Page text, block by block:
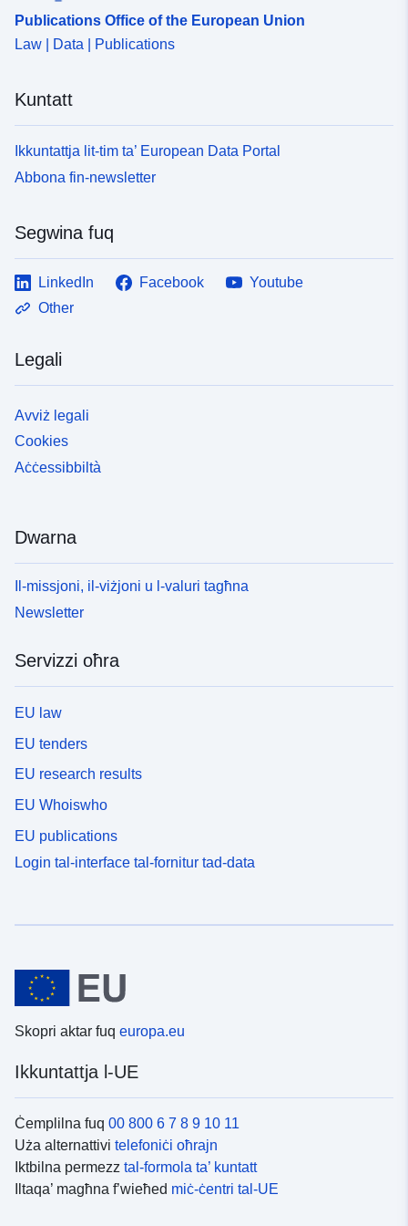
uriRef:
6888-4a0d-9875-a86ad9868104
Dovuti:
Publications Office of the European Union
Law | Data | Publications
Kuntatt
Ikkuntattja lit-tim ta’ European Data Portal
Abbona fin-newsletter
Segwina fuq
LinkedIn Facebook
Youtube
Other
Legali
Avviż legali
Cookies
Aċċessibbiltà
Dwarna
Il-missjoni, il-viżjoni u l-valuri tagħna
Newsletter
Servizzi oħra
EU law
EU tenders
EU research results
EU Whoiswho
EU publications
Login tal-interface tal-fornitur tad-data
Skopri aktar fuq europa.eu
Ikkuntattja l-UE
Ċemplilna fuq 00 800 6 7 8 9 10 11
Uża alternattivi telefoniċi oħrajn
Iktbilna permezz tal-formola ta’ kuntatt
Iltaqa’ magħna f’wieħed miċ-ċentri tal-UE